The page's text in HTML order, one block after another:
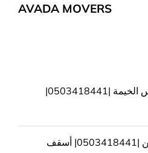
AVADA MOVERS
تركيب جبس بورد في راس الخيمة |0503418441|
تركيب فورسيلنج في العين |0503418441| أسقف